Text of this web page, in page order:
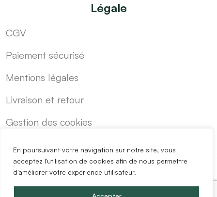
En poursuivant votre navigation sur notre site, vous
acceptez l'utilisation de cookies afin de nous permettre
d'améliorer votre expérience utilisateur.
Légale
CGV
Paiement sécurisé
Mentions légales
Livraison et retour
Gestion des cookies
-